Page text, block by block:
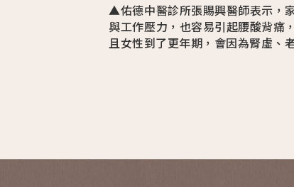
▲佑德中醫診所張賜興醫師表示，
與工作壓力，也容易引起腰酸背痛
且女性到了更年期，會因為腎虛、